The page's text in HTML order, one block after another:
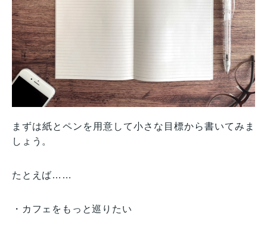
まずは紙とペンを用意して小さな目標から書いてみま
しょう。
たとえば……
・カフェをもっと巡りたい